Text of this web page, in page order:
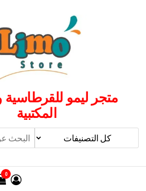
متجر ليمو للقرطاسية
المكتبية
0